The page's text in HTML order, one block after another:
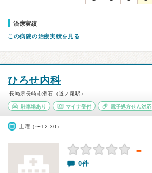
治療実績
この病院の治療実績を見る
ひろせ内科
長崎県長崎市滑石（道ノ尾駅）
駐車場あり マイナ受付 電子処方せん対応
土曜（〜12:30）
－
0件